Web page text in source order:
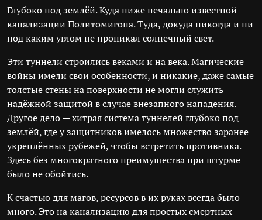
Глубоко под землёй. Куда ниже печально известной
канализации Политомигона. Туда, докуда никогда и ни
под каким углом не проникал солнечный свет.
Эти туннели строились веками и на века. Магические
войны имели свои особенности, и никакие, даже самые
толстые стены на поверхности не могли служить
надёжной защитой в случае внезапного нападения.
Другое дело — хитрая система туннелей глубоко под
землёй, где у защитников имелось множество заранее
укреплённых рубежей, чтобы встретить противника.
Здесь без многократного преимущества при штурме
было не обойтись.
К счастью для магов, ресурсов в их руках всегда было
много. Это на канализацию для простых смертных